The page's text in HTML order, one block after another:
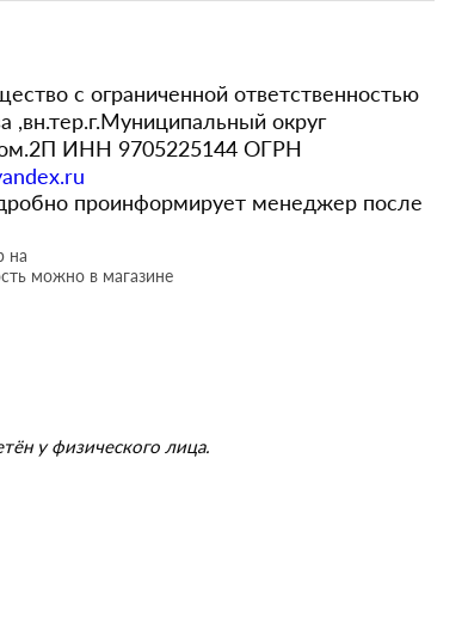
с ограниченной ответственностью
округ
ИНН 9705225144 ОГРН
проинформирует менеджер после
на
можно в магазине
у физического лица.